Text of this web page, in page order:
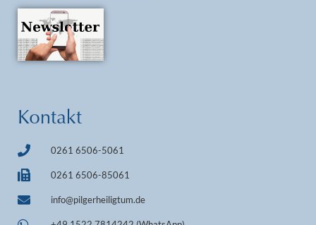
Kontakt
0261 6506-5061
0261 6506-85061
info@pilgerheiligtum.de